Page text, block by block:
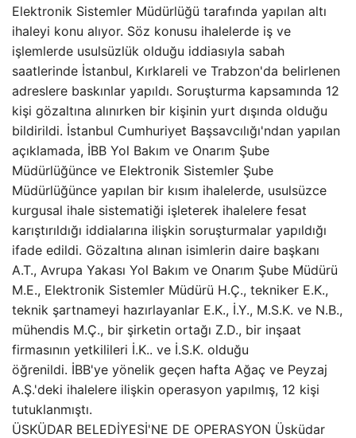
Elektronik Sistemler Müdürlüğü tarafında yapılan altı
ihaleyi konu alıyor. Söz konusu ihalelerde iş ve
işlemlerde usulsüzlük olduğu iddiasıyla sabah
saatlerinde İstanbul, Kırklareli ve Trabzon'da belirlenen
adreslere baskınlar yapıldı. Soruşturma kapsamında 12
kişi gözaltına alınırken bir kişinin yurt dışında olduğu
bildirildi. İstanbul Cumhuriyet Başsavcılığı'ndan yapılan
açıklamada, İBB Yol Bakım ve Onarım Şube
Müdürlüğünce ve Elektronik Sistemler Şube
Müdürlüğünce yapılan bir kısım ihalelerde, usulsüzce
kurgusal ihale sistematiği işleterek ihalelere fesat
karıştırıldığı iddialarına ilişkin soruşturmalar yapıldığı
ifade edildi. Gözaltına alınan isimlerin daire başkanı
A.T., Avrupa Yakası Yol Bakım ve Onarım Şube Müdürü
M.E., Elektronik Sistemler Müdürü H.Ç., tekniker E.K.,
teknik şartnameyi hazırlayanlar E.K., İ.Y., M.S.K. ve N.B.,
mühendis M.Ç., bir şirketin ortağı Z.D., bir inşaat
firmasının yetkilileri İ.K.. ve İ.S.K. olduğu
öğrenildi. İBB'ye yönelik geçen hafta Ağaç ve Peyzaj
A.Ş.'deki ihalelere ilişkin operasyon yapılmış, 12 kişi
tutuklanmıştı.
ÜSKÜDAR BELEDİYESİ'NE DE OPERASYON Üsküdar